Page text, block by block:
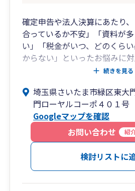
確定申告や法人決算にあたり
合っているか不安」「資料が
い」「税金がいつ、どのくら
からない」といったお悩みに対
心に、記帳内容の確認、申告
見直しまで、実務に沿ってわ
します。
弥生会計を利用した自計化支
ウド会計の導入相談にも対応
語をできるだけ使わず、現在
続きを見る
埼玉県さいたま市緑区東大
門ローヤルコーポ４０１号
Googleマップを確認
お問い合わせ
紹
検討リストに